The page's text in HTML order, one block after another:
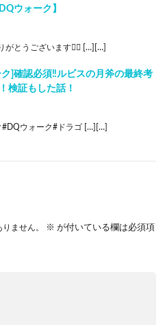
ウォーク】
がとうございます🙇‍♂ […][…]
]確認必須‼️ルビスの月斧の最終考
検証もした話！
#DQウォーク#ドラゴ […][…]
ません。 ※ が付いている欄は必須項